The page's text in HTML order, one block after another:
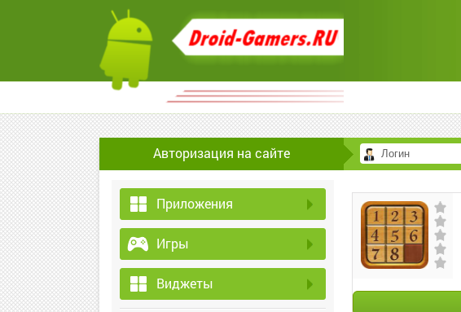
Авторизация на сайте
Приложения
Игры
Виджеты